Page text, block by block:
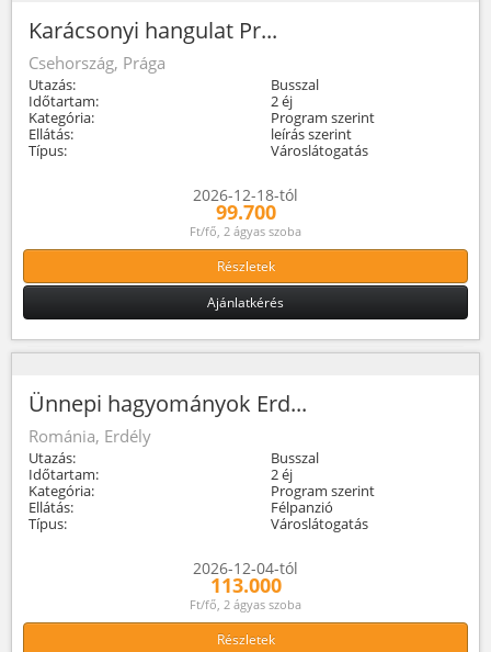
Karácsonyi hangulat Pr...
Csehország, Prága
Utazás:
Busszal
Időtartam:
2 éj
Kategória:
Program szerint
Ellátás:
leírás szerint
Típus:
Városlátogatás
2026-12-18-tól
99.700
Ft/fő, 2 ágyas szoba
Részletek
Ajánlatkérés
Ünnepi hagyományok Erd...
Románia, Erdély
Utazás:
Busszal
Időtartam:
2 éj
Kategória:
Program szerint
Ellátás:
Félpanzió
Típus:
Városlátogatás
2026-12-04-tól
113.000
Ft/fő, 2 ágyas szoba
Részletek